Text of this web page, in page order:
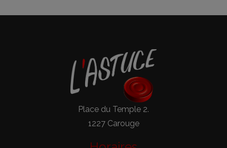
Place du Temple 2.
1227 Carouge